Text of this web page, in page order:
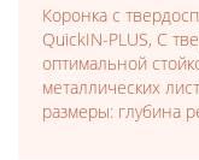
Коронка с
QuickIN-PLUS, С
оптимальной
металлических
размеры: глубина